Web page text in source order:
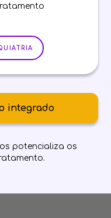
integrado
potencializa os